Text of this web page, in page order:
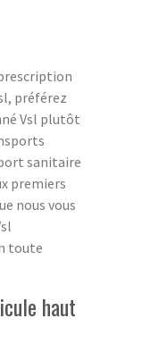
préférez
Vsl plutôt
sanitaire
premiers
nous vous
toute
haut